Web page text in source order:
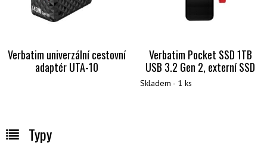
Verbatim univerzální cestovní
adaptér UTA-10
Verbatim Pocket SSD 1TB
USB 3.2 Gen 2, externí SSD
Skladem - 1 ks
Typy